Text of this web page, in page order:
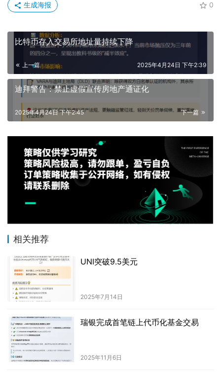
0
生成海报
比特币存入交易所地址量持续下降
上一篇 2025年4月24日 下午2:39
迪拜警告：禁止虚假宣传房地产通证化
下一篇
2025年4月24日 下午2:45
相关推荐
UNI突破9.5美元
2025年7月14日
瑞银完成首笔链上代币化基金交易
2025年11月6日